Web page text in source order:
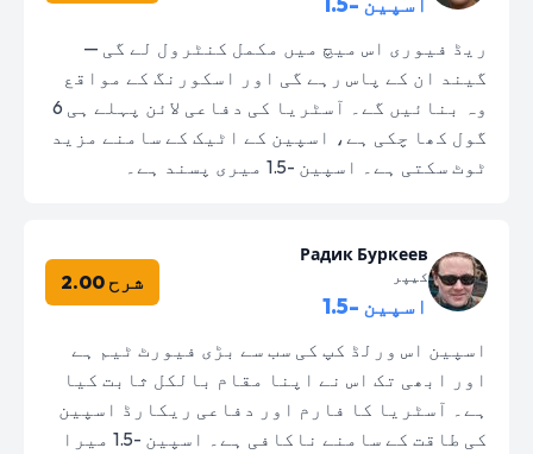
ریڈ فیوری اس میچ میں مکمل کنٹرول لے گی —
گیند ان کے پاس رہے گی اور اسکورنگ کے مواقع
وہ بنائیں گے۔ آسٹریا کی دفاعی لائن پہلے ہی 6
گول کھا چکی ہے، اسپین کے اٹیک کے سامنے مزید
ٹوٹ سکتی ہے۔ اسپین -1.5 میری پسند ہے۔
Радик Буркеев
کیپر
اسپین -1.5
شرح 2.00
اسپین اس ورلڈ کپ کی سب سے بڑی فیورٹ ٹیم ہے
اور ابھی تک اس نے اپنا مقام بالکل ثابت کیا
ہے۔ آسٹریا کا فارم اور دفاعی ریکارڈ اسپین
کی طاقت کے سامنے ناکافی ہے۔ اسپین -1.5 میرا